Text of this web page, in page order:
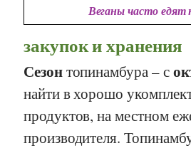
Веганы часто
закупок и хранения
Сезонтопинамбура – с
найти в хорошо
продуктов, на местном
производителя.